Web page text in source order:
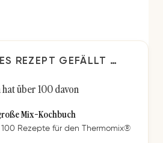
REZEPT GEFÄLLT …
über 100 davon
Mix-Kochbuch
100 Rezepte für den Thermomix®